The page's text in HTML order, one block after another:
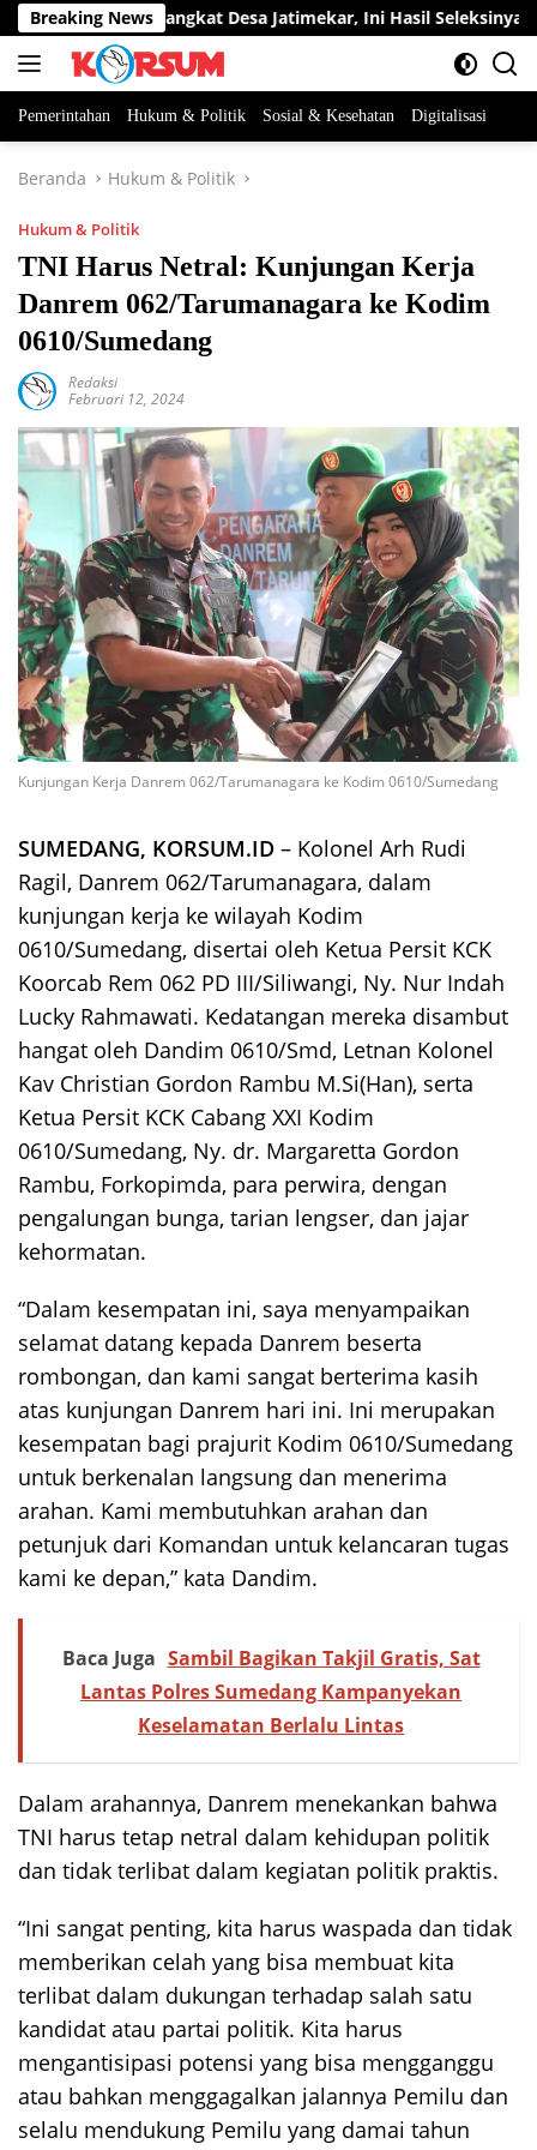
Langsung
ke
konten
Breaking News
Jabatan Perangkat Desa Jatimekar, Ini Hasil Seleksinya
Pemerintahan Hukum & Politik Sosial & Kesehatan Digitalisasi
Beranda Hukum & Politik
Hukum & Politik
TNI Harus Netral: Kunjungan Kerja
Danrem 062/Tarumanagara ke Kodim
0610/Sumedang
Redaksi
Februari 12, 2024
Kunjungan Kerja Danrem 062/Tarumanagara ke Kodim 0610/Sumedang
SUMEDANG, KORSUM.ID – Kolonel Arh Rudi
Ragil, Danrem 062/Tarumanagara, dalam
kunjungan kerja ke wilayah Kodim
0610/Sumedang, disertai oleh Ketua Persit KCK
Koorcab Rem 062 PD III/Siliwangi, Ny. Nur Indah
Lucky Rahmawati. Kedatangan mereka disambut
hangat oleh Dandim 0610/Smd, Letnan Kolonel
Kav Christian Gordon Rambu M.Si(Han), serta
Ketua Persit KCK Cabang XXI Kodim
0610/Sumedang, Ny. dr. Margaretta Gordon
Rambu, Forkopimda, para perwira, dengan
pengalungan bunga, tarian lengser, dan jajar
kehormatan.
“Dalam kesempatan ini, saya menyampaikan
selamat datang kepada Danrem beserta
rombongan, dan kami sangat berterima kasih
atas kunjungan Danrem hari ini. Ini merupakan
kesempatan bagi prajurit Kodim 0610/Sumedang
untuk berkenalan langsung dan menerima
arahan. Kami membutuhkan arahan dan
petunjuk dari Komandan untuk kelancaran tugas
kami ke depan,” kata Dandim.
Baca Juga Sambil Bagikan Takjil Gratis, Sat
Lantas Polres Sumedang Kampanyekan
Keselamatan Berlalu Lintas
Dalam arahannya, Danrem menekankan bahwa
TNI harus tetap netral dalam kehidupan politik
dan tidak terlibat dalam kegiatan politik praktis.
“Ini sangat penting, kita harus waspada dan tidak
memberikan celah yang bisa membuat kita
terlibat dalam dukungan terhadap salah satu
kandidat atau partai politik. Kita harus
mengantisipasi potensi yang bisa mengganggu
atau bahkan menggagalkan jalannya Pemilu dan
selalu mendukung Pemilu yang damai tahun